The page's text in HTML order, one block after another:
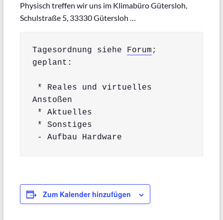
Physisch treffen wir uns im Klimabüro Gütersloh,
Schulstraße 5, 33330 Gütersloh …
Tagesordnung siehe Forum ;
geplant:
Anstoßen
Zum Kalender hinzufügen